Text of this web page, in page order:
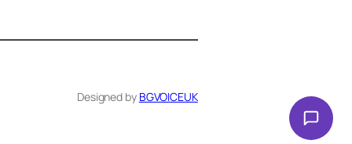
Designed by BGVOICEUK